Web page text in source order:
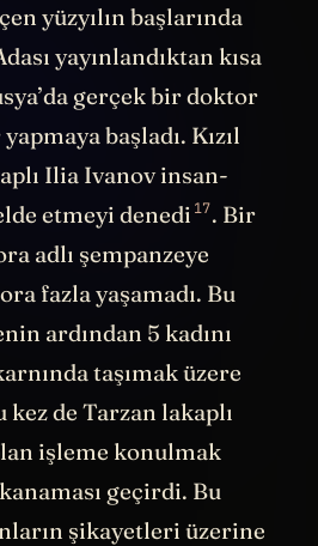
yüzyılın başlarında
yayınlandıktan kısa
gerçek bir doktor
başladı. Kızıl
Ilia Ivanov insan-
etmeyi denedi 17. Bir
adlı şempanzeye
fazla yaşamadı. Bu
ardından 5 kadını
taşımak üzere
de Tarzan lakaplı
işleme konulmak
geçirdi. Bu
şikayetleri üzerine